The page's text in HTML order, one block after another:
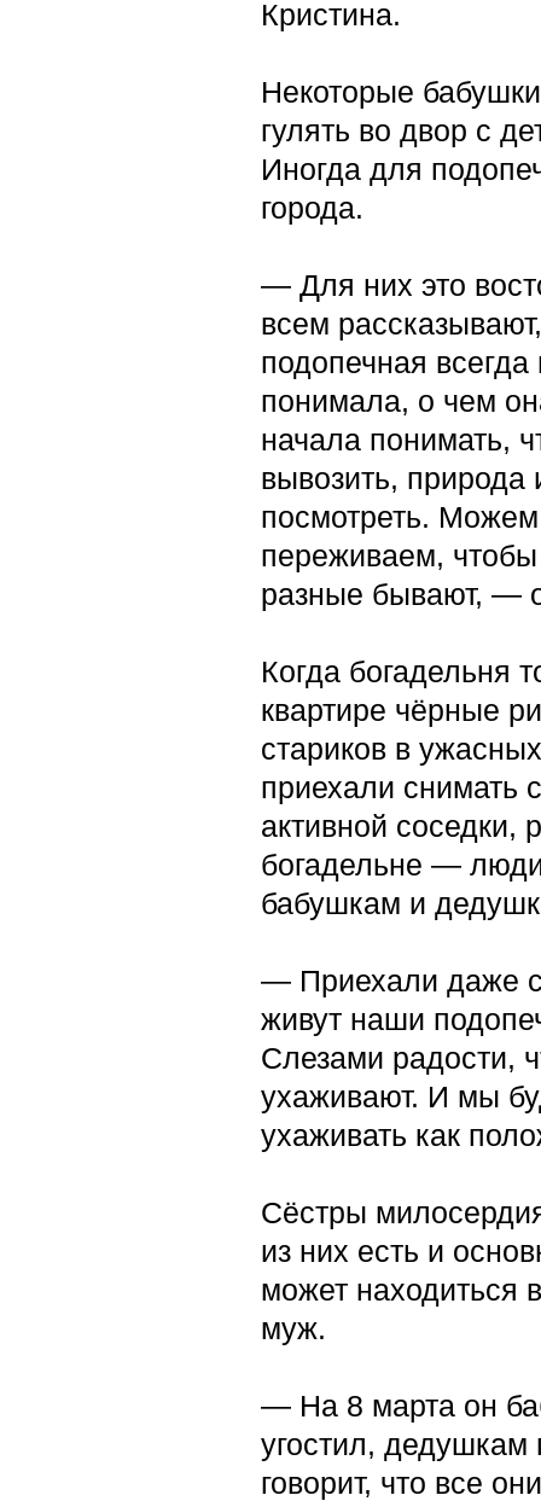
Кристина.
Некоторые
гулять во двор с
Иногда для
города.
— Для них это
всем
подопечная
понимала, о чем
начала понимать,
вывозить, природа
посмотреть. Можем
переживаем,
разные бывают, —
Когда богадельня
квартире чёрные
стариков в
приехали снимать
активной соседки,
богадельне —
бабушкам и
— Приехали даже
живут наши
Слезами радости,
ухаживают. И мы
ухаживать как
Сёстры
из них есть и
может находиться
муж.
— На 8 марта он
угостил,
говорит, что все